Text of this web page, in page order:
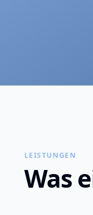
LEISTUNGEN
Was